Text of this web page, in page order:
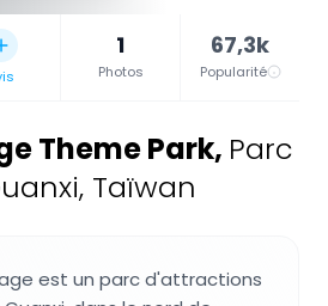
1
Photos
67,3k
Popularité
Theme Park, Parc
Taïwan
est un parc d'attractions